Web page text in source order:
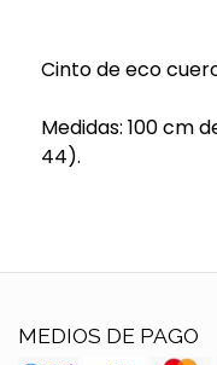
Cinto de eco
Medidas: 100 cm
44).
MEDIOS DE PAGO